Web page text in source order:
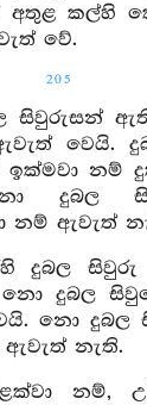
අතුළ කල්හි
වේ.
205
සිවුරුසන්
වෙයි.
ඉක්මවා නම්
දුබල
නම් ඇවැත්
දුබල
නො දුබල
නො දුබල
නැති.
නම්,